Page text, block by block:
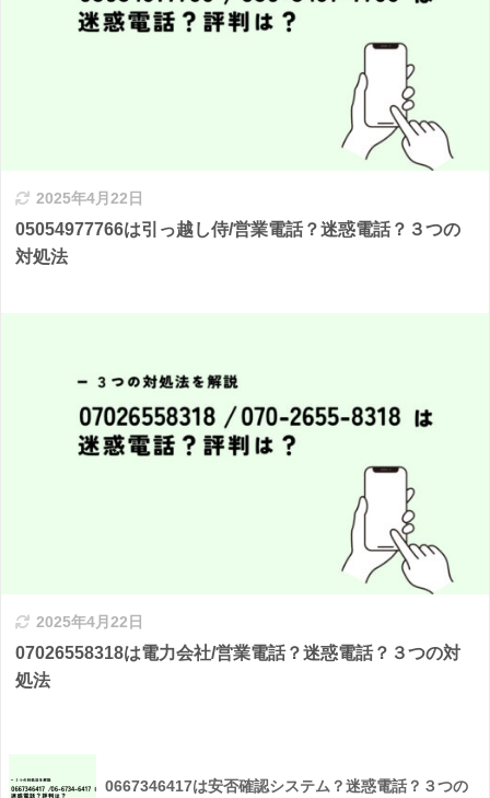
2025年4月22日
05054977766は引っ越し侍/営業電話？迷惑電話？３つの
対処法
2025年4月22日
07026558318は電力会社/営業電話？迷惑電話？３つの対
処法
0667346417は安否確認システム？迷惑電話？３つの